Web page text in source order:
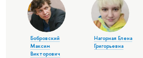
Бобровский
Максим
Викторович
Нагорная Елена
Григорьевна